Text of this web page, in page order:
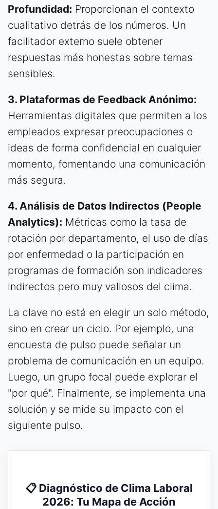
Profundidad: Proporcionan el contexto
cualitativo detrás de los números. Un
facilitador externo suele obtener
respuestas más honestas sobre temas
sensibles.
3. Plataformas de Feedback Anónimo:
Herramientas digitales que permiten a los
empleados expresar preocupaciones o
ideas de forma confidencial en cualquier
momento, fomentando una comunicación
más segura.
4. Análisis de Datos Indirectos (People
Analytics): Métricas como la tasa de
rotación por departamento, el uso de días
por enfermedad o la participación en
programas de formación son indicadores
indirectos pero muy valiosos del clima.
La clave no está en elegir un solo método,
sino en crear un ciclo. Por ejemplo, una
encuesta de pulso puede señalar un
problema de comunicación en un equipo.
Luego, un grupo focal puede explorar el
"por qué". Finalmente, se implementa una
solución y se mide su impacto con el
siguiente pulso.
📋 Diagnóstico de Clima Laboral
2026: Tu Mapa de Acción